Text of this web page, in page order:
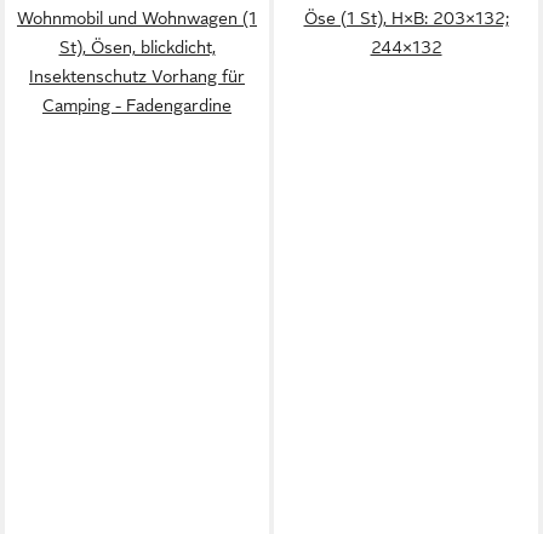
Wohnmobil und Wohnwagen (1
St), Ösen, blickdicht,
Insektenschutz Vorhang für
Camping - Fadengardine
Öse (1 St), H×B: 203×132;
244×132